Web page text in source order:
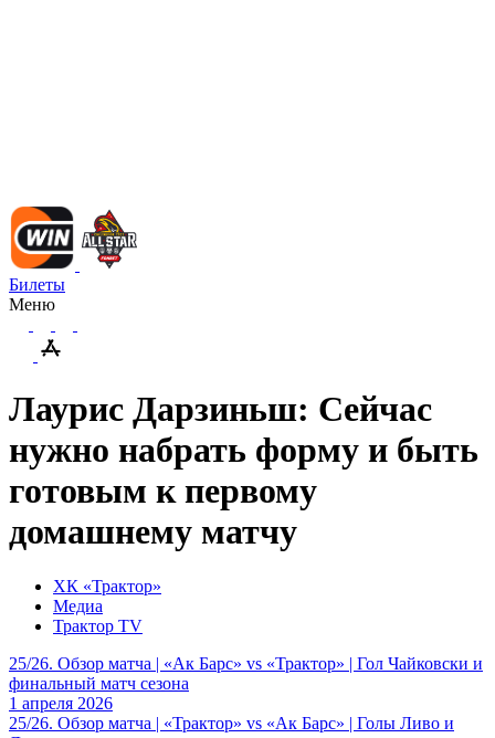
Билеты
Меню
Лаурис Дарзиньш: Сейчас
нужно набрать форму и быть
готовым к первому
домашнему матчу
ХК «Трактор»
Медиа
Трактор TV
25/26. Обзор матча | «Ак Барс» vs «Трактор» | Гол Чайковски и
финальный матч сезона
1 апреля 2026
25/26. Обзор матча | «Трактор» vs «Ак Барс» | Голы Ливо и